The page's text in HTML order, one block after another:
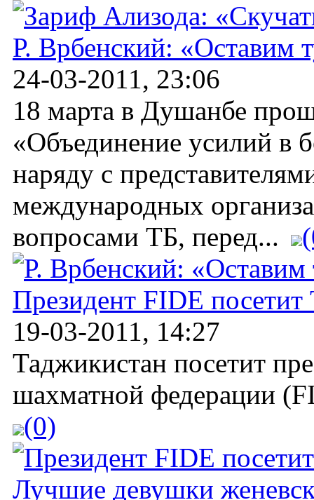
Р. Врбенский: «Оставим
24-03-2011, 23:06
18 марта в Душанбе
«Объединение усилий в
наряду с
международных
вопросами ТБ, перед...
Президент FIDE
19-03-2011, 14:27
Таджикистан посетит
шахматной федерации
(0)
Лучшие девушки